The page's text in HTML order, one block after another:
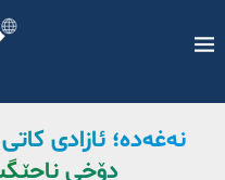
نەغەدە؛ ئازادی
دۆخی